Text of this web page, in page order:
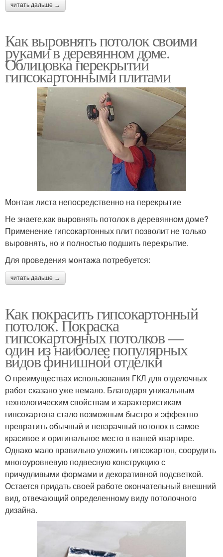
читать дальше →
Как выровнять потолок своими
руками в деревянном доме.
Облицовка перекрытий
гипсокартонными плитами
Монтаж листа непосредственно на перекрытие
Не знаете,как выровнять потолок в деревянном доме?
Применение гипсокартонных плит позволит не только
выровнять, но и полностью подшить перекрытие.
Для проведения монтажа потребуется:
читать дальше →
Как покрасить гипсокартонный
потолок. Покраска
гипсокартонных потолков —
один из наиболее популярных
видов финишной отделки
О преимуществах использования ГКЛ для отделочных
работ сказано уже немало. Благодаря уникальным
технологическим свойствам и характеристикам
гипсокартона стало возможным быстро и эффектно
превратить обычный и невзрачный потолок в самое
красивое и оригинальное место в вашей квартире.
Однако мало правильно уложить гипсокартон, соорудить
многоуровневую подвесную конструкцию с
причудливыми формами и декоративной подсветкой.
Остается придать своей работе окончательный внешний
вид, отвечающий определенному виду потолочного
дизайна.